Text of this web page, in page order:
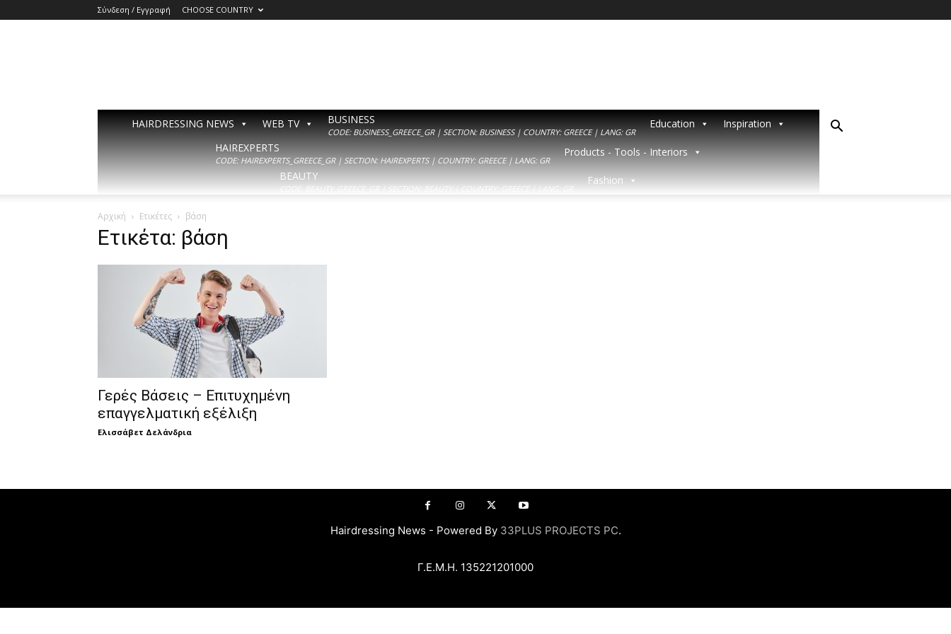
Σύνδεση / Εγγραφή CHOOSE COUNTRY
HAIRDRESSING NEWS WEB TV BUSINESS
CODE: BUSINESS_GREECE_GR | SECTION: BUSINESS | COUNTRY: GREECE | LANG: GR
Education
Inspiration
HAIREXPERTS
CODE: HAIREXPERTS_GREECE_GR | SECTION: HAIREXPERTS | COUNTRY: GREECE | LANG: GR
Products - Tools - Interiors
BEAUTY
CODE: BEAUTY_GREECE_GR | SECTION: BEAUTY | COUNTRY: GREECE | LANG: GR
Fashion
Αρχική Ετικέτες βάση
Ετικέτα: βάση
Γερές Βάσεις – Επιτυχημένη
επαγγελματική εξέλιξη
Ελισσάβετ Δελάνδρια
Hairdressing News - Powered By 33PLUS PROJECTS PC.
Γ.Ε.Μ.Η. 135221201000